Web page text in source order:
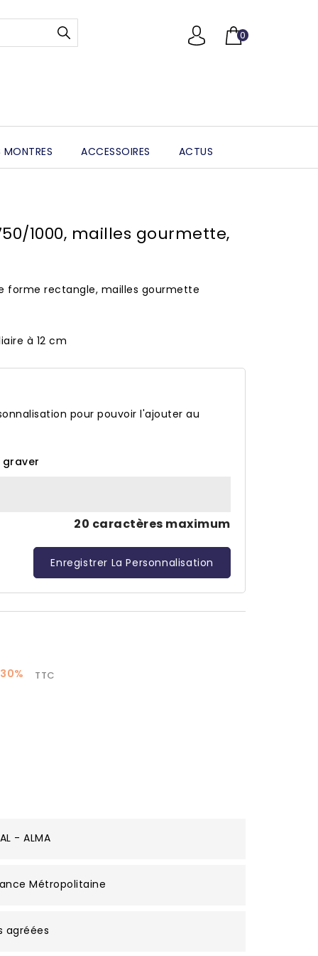
0
MONTRES ACCESSOIRES ACTUS
1000, mailles gourmette,
forme rectangle, mailles gourmette
à 12 cm
pour pouvoir l'ajouter au
20 caractères maximum
Enregistrer La Personnalisation
TTC
- ALMA
Métropolitaine
agréées